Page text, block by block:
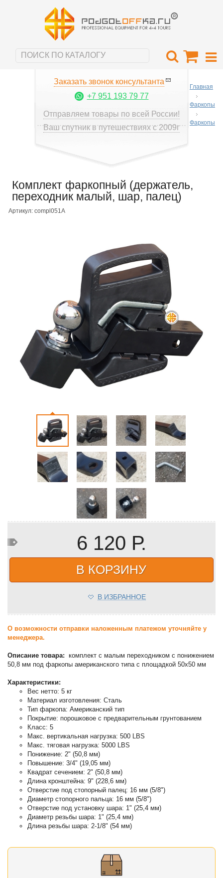
Заказать звонок консультанта
+7 951 193 79 77
Отправляем товары по всей России!
Ваш спутник в путешествиях с 2009г
Главная
Фаркопы
Фаркопы
Комплект фаркопный (держатель,
переходник малый, шар, палец)
Артикул: compl051A
6 120 Р.
В КОРЗИНУ
В ИЗБРАННОЕ
О возможности отправки наложенным платежом уточняйте у
менеджера.
Описание товара:комплект с малым переходником с понижением
50,8 мм под фаркопы американского типа с площадкой 50х50 мм
Характеристики:
Вес нетто: 5 кг
Материал изготовления: Сталь
Тип фаркопа: Американский тип
Покрытие: порошковое с предварительным грунтованием
Класс: 5
Макс. вертикальная нагрузка: 500 LBS
Макс. тяговая нагрузка: 5000 LBS
Понижение: 2" (50,8 мм)
Повышение: 3/4" (19,05 мм)
Квадрат сечением: 2" (50,8 мм)
Длина кронштейна: 9" (228,6 мм)
Отверстие под стопорный палец: 16 мм (5/8")
Диаметр стопорного пальца: 16 мм (5/8")
Отверстие под установку шара: 1" (25,4 мм)
Диаметр резьбы шара: 1" (25,4 мм)
Длина резьбы шара: 2-1/8" (54 мм)